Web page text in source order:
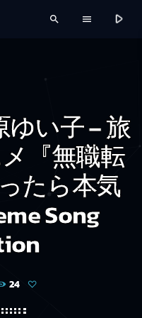
search menu play_arrow
ゆい子 – 旅
『無職転
たら本気
Song
24